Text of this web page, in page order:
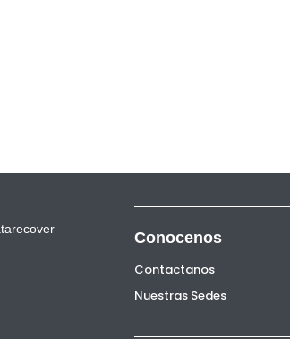
Conocenos
Contactanos
Nuestras Sedes